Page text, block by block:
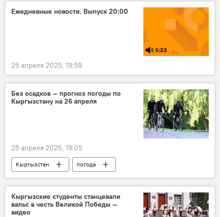
война
Колумнисты
колумнистика
Ежедневные новости. Выпуск 20:00
5:23
25 апреля 2025, 19:59
Без осадков — прогноз погоды по
Кыргызстану на 26 апреля
25 апреля 2025, 19:05
Кыргызстан
погода
погода в Кыргызстане
прогноз погоды
Кыргызские студенты станцевали
вальс в честь Великой Победы —
видео